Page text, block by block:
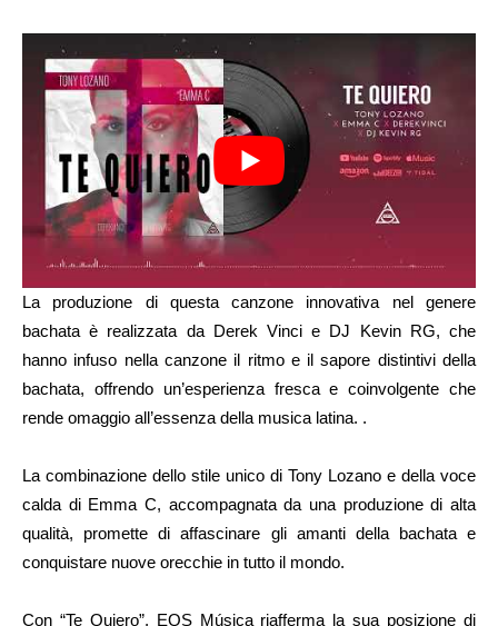
La produzione di questa canzone innovativa nel genere
bachata è realizzata da Derek Vinci e DJ Kevin RG, che
hanno infuso nella canzone il ritmo e il sapore distintivi della
bachata, offrendo un’esperienza fresca e coinvolgente che
rende omaggio all’essenza della musica latina. .
La combinazione dello stile unico di Tony Lozano e della voce
calda di Emma C, accompagnata da una produzione di alta
qualità, promette di affascinare gli amanti della bachata e
conquistare nuove orecchie in tutto il mondo.
Con “Te Quiero”, EQS Música riafferma la sua posizione di